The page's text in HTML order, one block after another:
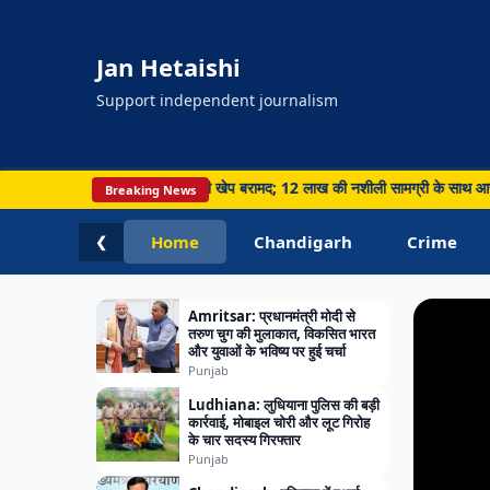
Jan Hetaishi
Support independent journalism
Breaking News
आइस ड्रग की खेप बरामद; 12 लाख की नशीली सामग्री के साथ आरोपी गिरफ्तार •
❮ Home Chandigarh Crime
Amritsar: प्रधानमंत्री मोदी से
तरुण चुग की मुलाकात, विकसित भारत
और युवाओं के भविष्य पर हुई चर्चा
Punjab
Ludhiana: लुधियाना पुलिस की बड़ी
कार्रवाई, मोबाइल चोरी और लूट गिरोह
के चार सदस्य गिरफ्तार
Punjab
ने की